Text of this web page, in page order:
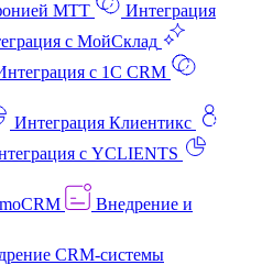
МТТ
Интеграция
с МойСклад
с 1C CRM
Интеграция Клиентикс
с YCLIENTS
Внедрение и
CRM-системы